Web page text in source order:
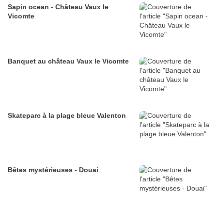
Sapin ocean - Château Vaux le
Vicomte
Banquet au château Vaux le Vicomte
Skateparc à la plage bleue Valenton
Bêtes mystérieuses - Douai